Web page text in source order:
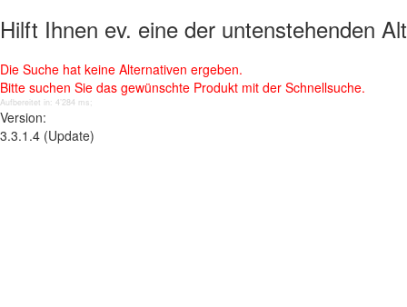
Hilft Ihnen ev. eine der untenstehenden
Die Suche hat keine Alternativen ergeben.
Bitte suchen Sie das gewünschte Produkt mit der Schnellsuche.
Aufbereitet in: 4’284 ms;
Version:
3.3.1.4 (Update)